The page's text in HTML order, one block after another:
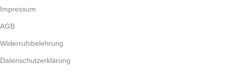
Impressum
AGB
Widerrufsbelehrung
Datenschutzerklärung